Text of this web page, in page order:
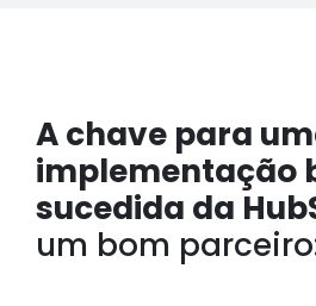
A chave para
implementação
sucedida da
um bom